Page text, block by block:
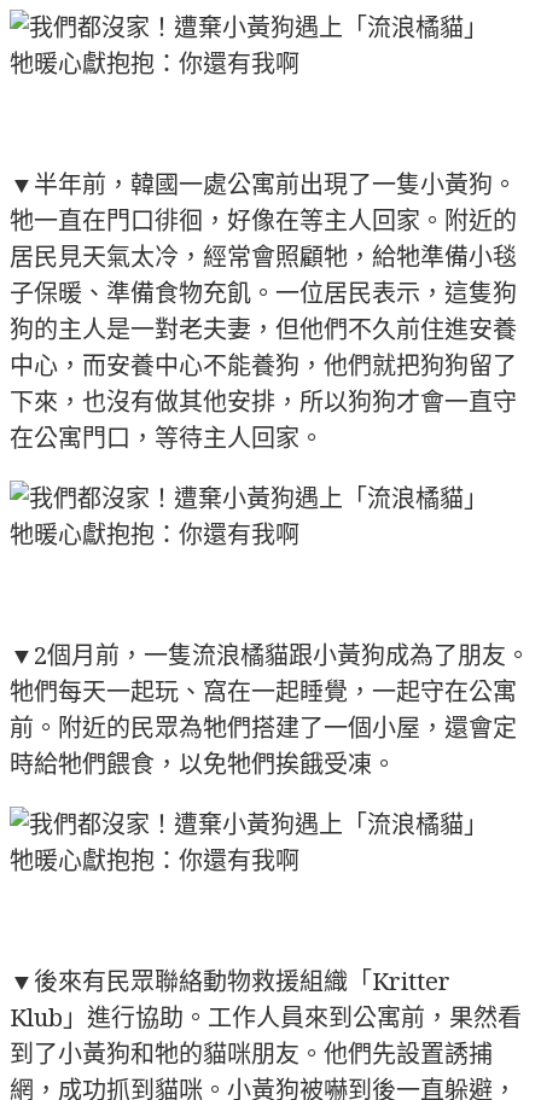
▼半年前，韓國一處公寓前出現了一隻小黃狗。
牠一直在門口徘徊，好像在等主人回家。附近的
居民見天氣太冷，經常會照顧牠，給牠準備小毯
子保暖、準備食物充飢。一位居民表示，這隻狗
狗的主人是一對老夫妻，但他們不久前住進安養
中心，而安養中心不能養狗，他們就把狗狗留了
下來，也沒有做其他安排，所以狗狗才會一直守
在公寓門口，等待主人回家。
▼2個月前，一隻流浪橘貓跟小黃狗成為了朋友。
牠們每天一起玩、窩在一起睡覺，一起守在公寓
前。附近的民眾為牠們搭建了一個小屋，還會定
時給牠們餵食，以免牠們挨餓受凍。
▼後來有民眾聯絡動物救援組織「Kritter
Klub」進行協助。工作人員來到公寓前，果然看
到了小黃狗和牠的貓咪朋友。他們先設置誘捕
網，成功抓到貓咪。小黃狗被嚇到後一直躲避，